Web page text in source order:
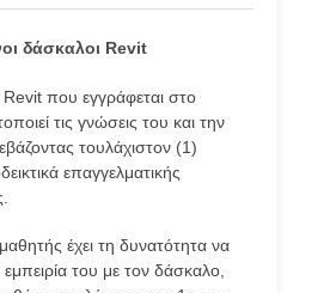
δάσκαλοι Revit
που εγγράφεται στο
τις γνώσεις του και την
τουλάχιστον (1)
επαγγελματικής
έχει τη δυνατότητα να
εμπειρία του με τον δάσκαλο,